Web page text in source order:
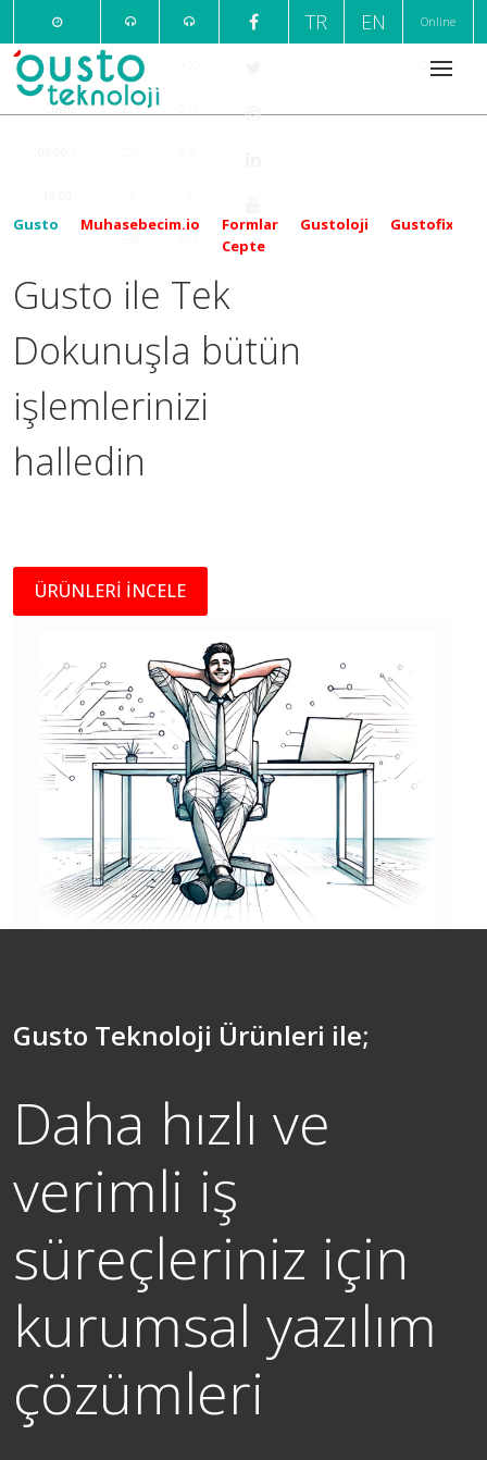
Pazartesi
- Cuma
+90
232
TR EN Online
Ödeme
Gusto Muhasebecim.io
Formlar
Cepte
Gustoloji Gustofix
Gusto ile Tek
Dokunuşla bütün
işlemlerinizi
halledin
ÜRÜNLERİ İNCELE
Gusto Teknoloji Ürünleri ile;
Daha hızlı ve
verimli iş
süreçleriniz için
kurumsal yazılım
çözümleri